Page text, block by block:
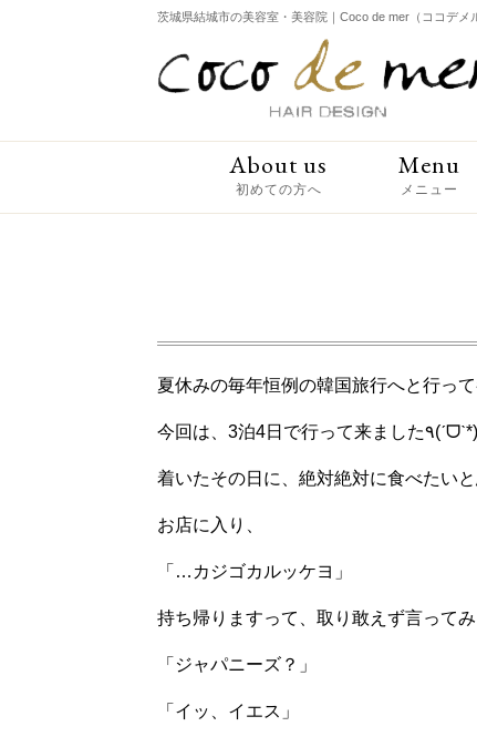
茨城県結城市の美容室・美容院｜Coco de mer（ココデメ
About us
初めての方へ
Menu
メニュー
夏休みの毎年恒例の韓国旅行へと行っ
着いたその日に、絶対絶対に食べたい
お店に入り、
「…カジゴカルッケヨ」
持ち帰りますって、取り敢えず言ってみ
「ジャパニーズ？」
「イッ、イエス」